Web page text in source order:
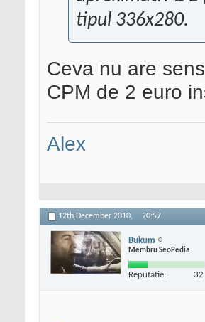
tipul 336x280.
Ceva nu are
CPM de 2 euro
Alex
12th December 2010, 20:57
Bukum
Membru SeoPedia
Reputatie: 32